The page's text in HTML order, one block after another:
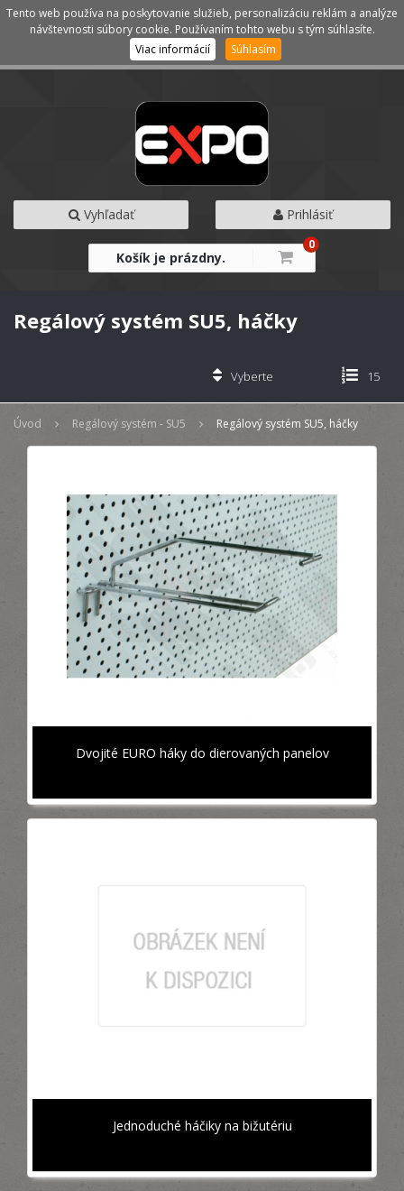
Kategórie Menu
Vyhľadať Prihlásiť
Košík je prázdny.
0
Regálový systém SU5, háčky
Úvod Regálový systém - SU5 Regálový systém SU5, háčky
Dvojité EURO háky do dierovaných panelov
Jednoduché háčiky na bižutériu
Tento web používa na poskytovanie služieb, personalizáciu reklám a analýze
návštevnosti súbory cookie. Používaním tohto webu s tým súhlasíte.
Viac informácií
Súhlasím